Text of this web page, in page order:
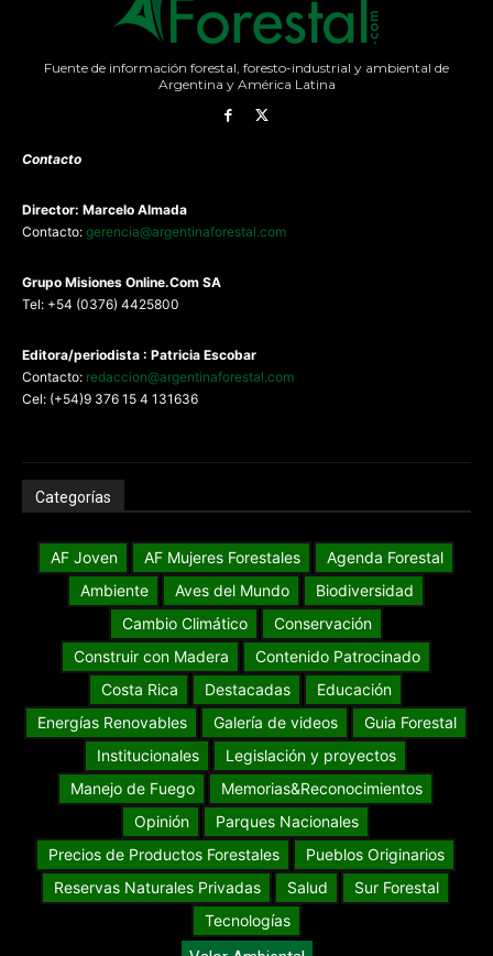
Fuente de información forestal, foresto-industrial y ambiental de
Argentina y América Latina
Contacto
Director: Marcelo Almada
Contacto: gerencia@argentinaforestal.com
Grupo Misiones Online.Com SA
Tel: +54 (0376) 4425800
Editora/periodista : Patricia Escobar
Contacto: redaccion@argentinaforestal.com
Cel: (+54)9 376 15 4 131636
Categorías
AF Joven AF Mujeres Forestales
Agenda Forestal
Ambiente
Aves del Mundo
Biodiversidad
Cambio Climático
Conservación
Construir con Madera
Contenido Patrocinado
Costa Rica
Destacadas
Educación
Energías Renovables
Galería de videos
Guia Forestal
Institucionales
Legislación y proyectos
Manejo de Fuego
Memorias&Reconocimientos
Opinión
Parques Nacionales
Precios de Productos Forestales
Pueblos Originarios
Reservas Naturales Privadas
Salud
Sur Forestal
Tecnologías